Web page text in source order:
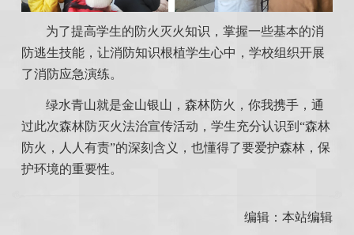
为了提高学生的防火灭火知识，掌握一些基本的消
防逃生技能，让消防知识根植学生心中，学校组织开展
了消防应急演练。
绿水青山就是金山银山，森林防火，你我携手，通
过此次森林防灭火法治宣传活动，学生充分认识到“森林
防火，人人有责”的深刻含义，也懂得了要爱护森林，保
护环境的重要性。
编辑：本站编辑